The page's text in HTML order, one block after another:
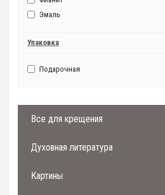
Эмаль
Упаковка
Подарочная
Все для крещения
Духовная литература
Картины